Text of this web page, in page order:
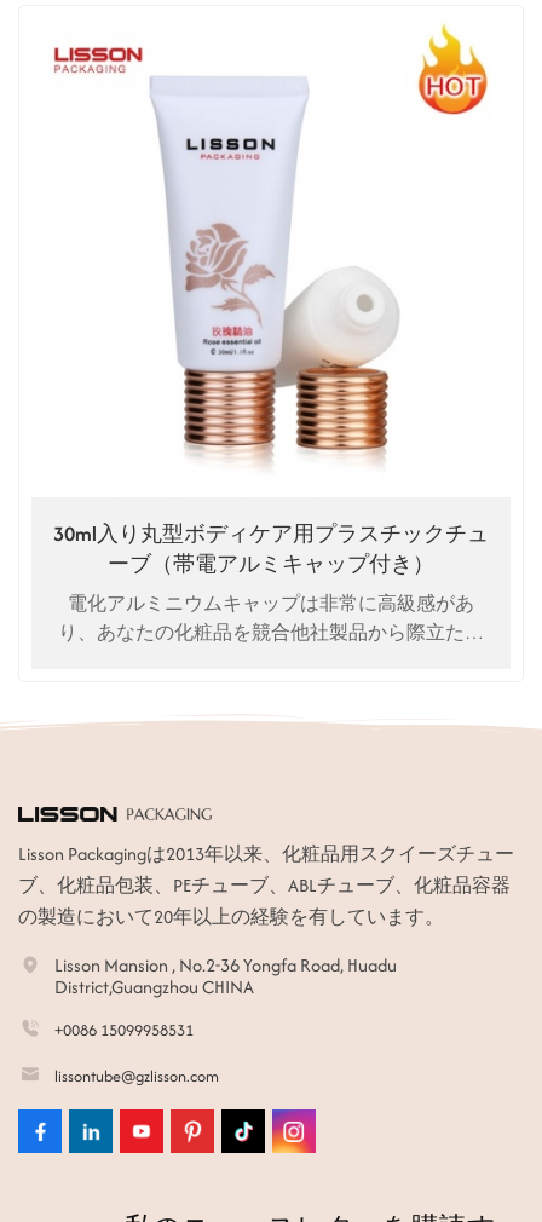
30ml入り丸型ボディケア用プラスチックチュ
ーブ（帯電アルミキャップ付き）
電化アルミニウムキャップは非常に高級感があ
り、あなたの化粧品を競合他社製品から際立たせ
Lisson Packagingは2013年以来、化粧品用スクイーズチュー
ブ、化粧品包装、PEチューブ、ABLチューブ、化粧品容器
の製造において20年以上の経験を有しています。
Lisson Mansion , No.2-36 Yongfa Road, Huadu
District,Guangzhou CHINA
+0086 15099958531
lissontube@gzlisson.com